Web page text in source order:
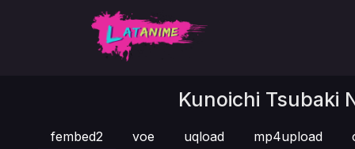
Kunoichi Tsubaki
fembed2 voe uqload mp4upload